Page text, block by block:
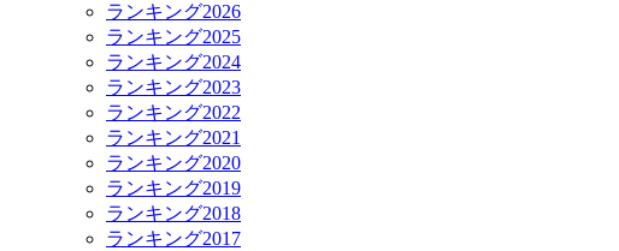
ランキング2026
ランキング2025
ランキング2024
ランキング2023
ランキング2022
ランキング2021
ランキング2020
ランキング2019
ランキング2018
ランキング2017